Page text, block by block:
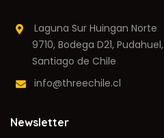
Laguna Sur Huingan Norte
9710, Bodega D21, Pudahuel,
Santiago de Chile
info@threechile.cl
Newsletter